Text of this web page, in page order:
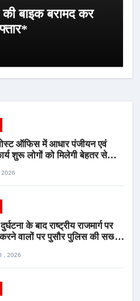
बाइक बरामद कर
ऑफिस में आधार पंजीयन एवं
शुरू लोगों को मिलेगी बेहतर सेवा,
2026
के बाद राष्ट्रीय राजमार्ग पर
वालों पर पुसौर पुलिस की सख्त
, 2026